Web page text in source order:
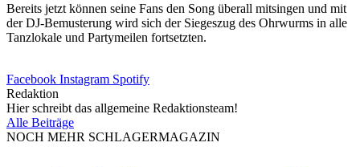
Bereits jetzt können seine Fans den Song überall mitsingen und mit
der DJ-Bemusterung wird sich der Siegeszug des Ohrwurms in alle
Tanzlokale und Partymeilen fortsetzten.
Facebook Instagram Spotify
Redaktion
Hier schreibt das allgemeine Redaktionsteam!
Alle Beiträge
NOCH MEHR SCHLAGERMAGAZIN